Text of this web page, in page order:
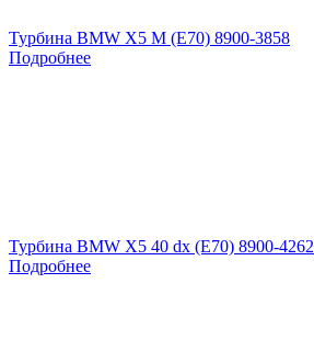
Турбина BMW X5 M (E70) 8900-3858
Подробнее
Турбина BMW X5 40 dx (E70) 8900-4262
Подробнее